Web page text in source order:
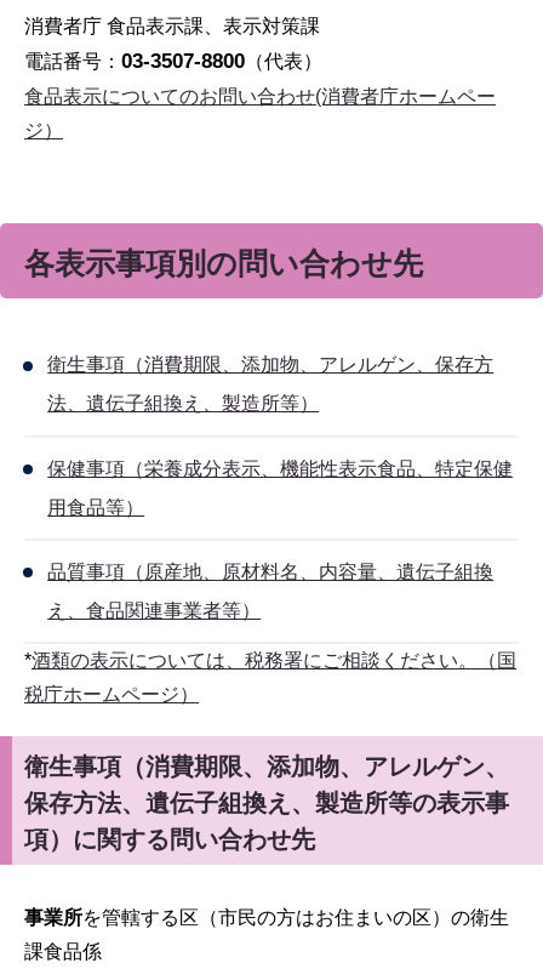
消費者庁 食品表示課、表示対策課
電話番号： 03-3507-8800 （代表）
食品表示についてのお問い合わせ(消費者庁ホームペー
ジ）
各表示事項別の問い合わせ先
衛生事項（消費期限、添加物、アレルゲン、保存方
法、遺伝子組換え、製造所等）
保健事項（栄養成分表示、機能性表示食品、特定保健
用食品等）
品質事項（原産地、原材料名、内容量、遺伝子組換
え、食品関連事業者等）
*酒類の表示については、税務署にご相談ください。（国
税庁ホームページ）
衛生事項（消費期限、添加物、アレルゲン、
保存方法、遺伝子組換え、製造所等の表示事
項）に関する問い合わせ先
事業所を管轄する区（市民の方はお住まいの区）の衛生
課食品係